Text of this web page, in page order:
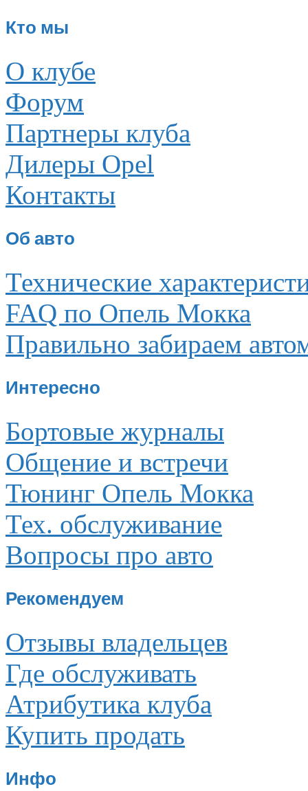
Кто мы
О клубе
Форум
Партнеры клуба
Дилеры Opel
Контакты
Об авто
Технические
FAQ по Опель Мокка
Правильно забираем
Интересно
Бортовые журналы
Общение и встречи
Тюнинг Опель Мокка
Тех. обслуживание
Вопросы про авто
Рекомендуем
Отзывы владельцев
Где обслуживать
Атрибутика клуба
Купить продать
Инфо